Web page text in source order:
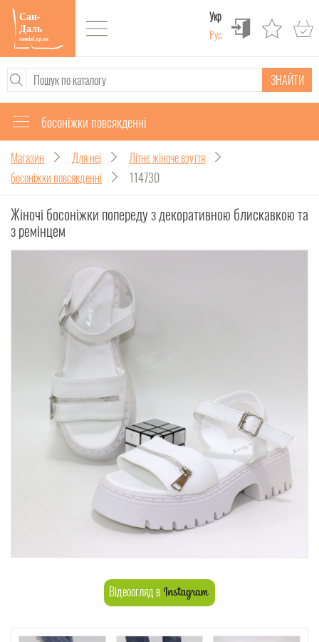
Укр
Рус
ЗНАЙТИ
босоніжки повсякденні
Магазин Для неї
Літнє жіноче взуття
босоніжки повсякденні
114730
Жіночі босоніжки попереду з декоративною блискавкою та
з ремінцем
Відеоогляд в